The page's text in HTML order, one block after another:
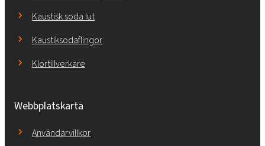
Kaustisk soda lut
Kaustiksodaflingor
Klortillverkare
Webbplatskarta
Användarvillkor